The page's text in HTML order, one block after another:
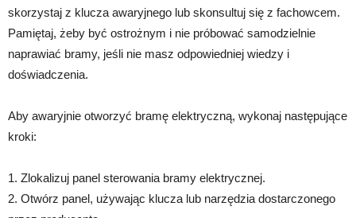
skorzystaj z klucza awaryjnego lub skonsultuj się z fachowcem.
Pamiętaj, żeby być ostrożnym i nie próbować samodzielnie
naprawiać bramy, jeśli nie masz odpowiedniej wiedzy i
doświadczenia.
Aby awaryjnie otworzyć bramę elektryczną, wykonaj następujące
kroki:
1. Zlokalizuj panel sterowania bramy elektrycznej.
2. Otwórz panel, używając klucza lub narzędzia dostarczonego